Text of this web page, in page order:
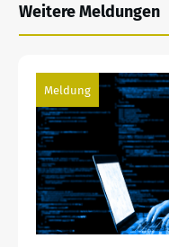
Weitere Meldungen
Meldung